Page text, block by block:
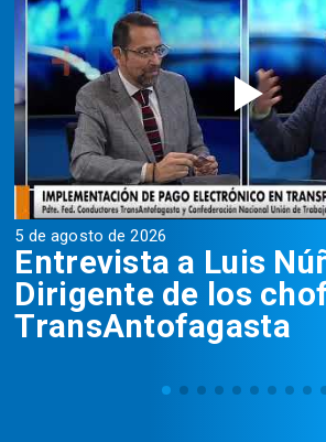
5 de agosto de 2026
Entrevista a Luis
Dirigente de los
TransAntofagasta